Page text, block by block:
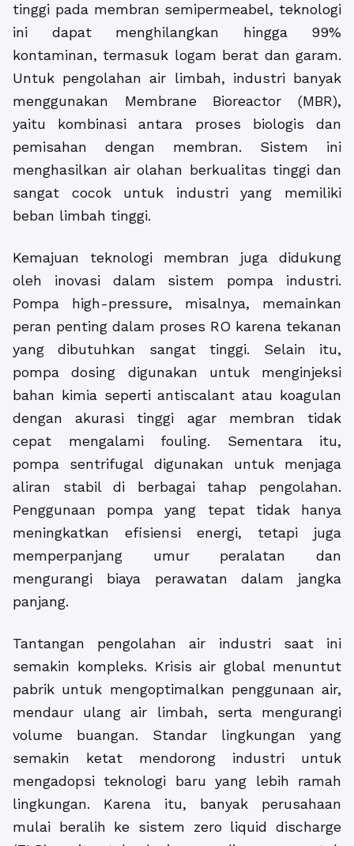
tinggi pada membran semipermeabel, teknologi
ini dapat menghilangkan hingga 99%
kontaminan, termasuk logam berat dan garam.
Untuk pengolahan air limbah, industri banyak
menggunakan Membrane Bioreactor (MBR),
yaitu kombinasi antara proses biologis dan
pemisahan dengan membran. Sistem ini
menghasilkan air olahan berkualitas tinggi dan
sangat cocok untuk industri yang memiliki
beban limbah tinggi.
Kemajuan teknologi membran juga didukung
oleh inovasi dalam sistem pompa industri.
Pompa high-pressure, misalnya, memainkan
peran penting dalam proses RO karena tekanan
yang dibutuhkan sangat tinggi. Selain itu,
pompa dosing digunakan untuk menginjeksi
bahan kimia seperti antiscalant atau koagulan
dengan akurasi tinggi agar membran tidak
cepat mengalami fouling. Sementara itu,
pompa sentrifugal digunakan untuk menjaga
aliran stabil di berbagai tahap pengolahan.
Penggunaan pompa yang tepat tidak hanya
meningkatkan efisiensi energi, tetapi juga
memperpanjang umur peralatan dan
mengurangi biaya perawatan dalam jangka
panjang.
Tantangan pengolahan air industri saat ini
semakin kompleks. Krisis air global menuntut
pabrik untuk mengoptimalkan penggunaan air,
mendaur ulang air limbah, serta mengurangi
volume buangan. Standar lingkungan yang
semakin ketat mendorong industri untuk
mengadopsi teknologi baru yang lebih ramah
lingkungan. Karena itu, banyak perusahaan
mulai beralih ke sistem zero liquid discharge